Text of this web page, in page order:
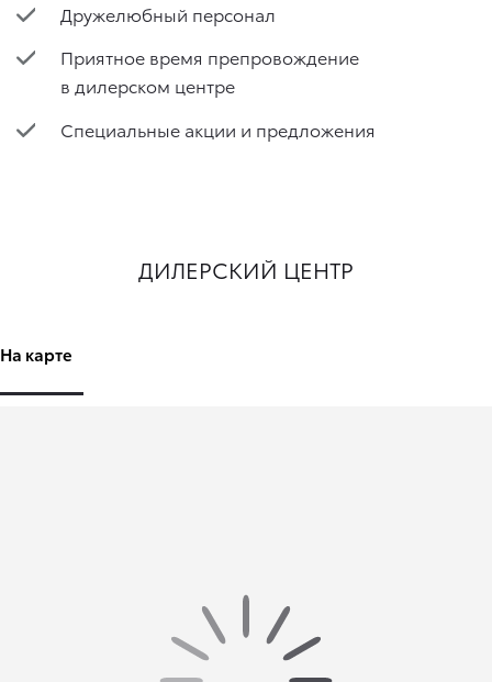
Дружелюбный персонал
Приятное время препровождение
в дилерском центре
Специальные акции и предложения
ДИЛЕРСКИЙ ЦЕНТР
На карте